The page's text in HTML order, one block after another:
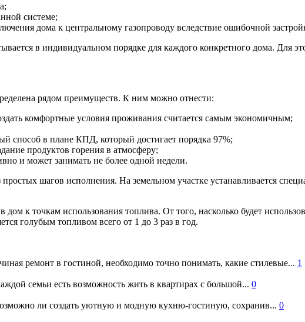
системе;
дома к центральному газопроводу вследствие ошибочной
в индивидуальном порядке для каждого конкретного дома. Для
рядом преимуществ. К ним можно отнести:
комфортные условия проживания считается самым экономичным;
способ в плане КПД, который достигает порядка 97%;
продуктов горения в атмосферу;
и может занимать не более одной недели.
шагов исполнения. На земельном участке устанавливается
к точкам использования топлива. От того, насколько будет
голубым топливом всего от 1 до 3 раз в год.
ремонт в гостиной, необходимо точно понимать, какие стилевые... 1
семьи есть возможность жить в квартирах с большой... 0
ли создать уютную и модную кухню-гостиную, сохранив... 0